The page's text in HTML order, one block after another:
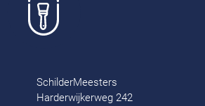
SchilderMeesters
Harderwijkerweg 242